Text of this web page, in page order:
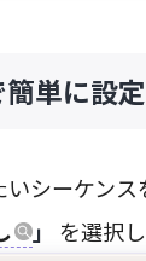
単に設
いシーケンス
」 を選択し